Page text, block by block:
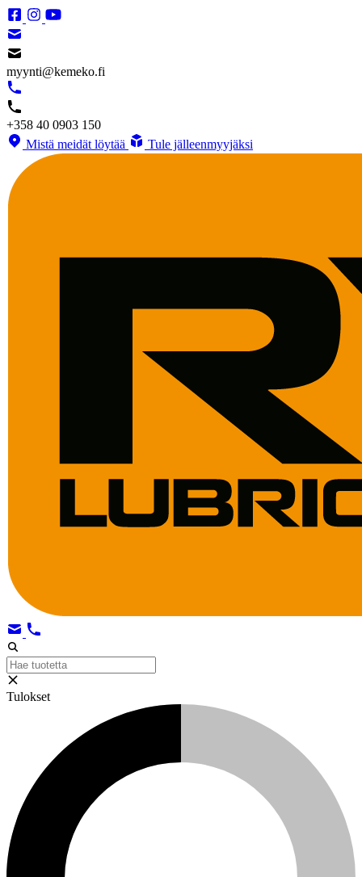
myynti@kemeko.fi
+358 40 0903 150
Mistä meidät löytää
Tule jälleenmyyjäksi
Tulokset